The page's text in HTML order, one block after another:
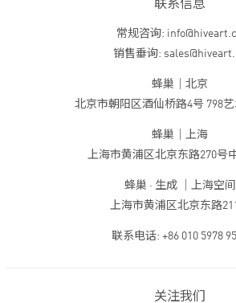
联系信息
常规咨询:
销售垂询:
蜂巢｜北京
北京市朝阳区酒仙桥路4号 798艺
蜂巢｜上海
上海市黄浦区北京东路270号
蜂巢 · 生成 ｜上海空间
上海市黄浦区北京东路
联系电话: +86 010 5978
关注我们